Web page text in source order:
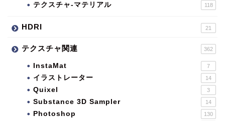
テクスチャ-マテリアル 118
HDRI 21
テクスチャ関連 362
InstaMat 7
イラストレーター 14
Quixel 3
Substance 3D Sampler 14
Photoshop 130